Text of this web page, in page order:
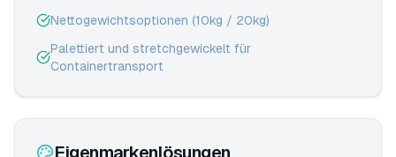
Nettogewichtsoptionen (10kg / 20kg)
Palettiert und stretchgewickelt für
Containertransport
Eigenmarkenlösungen